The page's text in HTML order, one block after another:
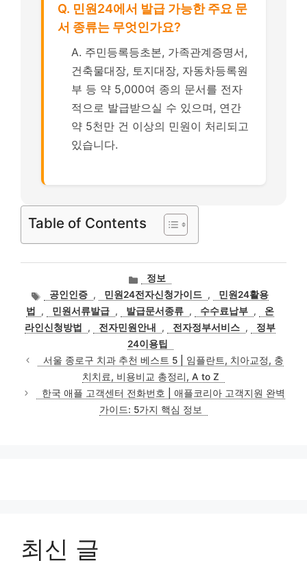
Q. 민원24에서 발급 가능한 주요 문
서 종류는 무엇인가요?
A. 주민등록등초본, 가족관계증명서,
건축물대장, 토지대장, 자동차등록원
부 등 약 5,000여 종의 문서를 전자
적으로 발급받으실 수 있으며, 연간
약 5천만 건 이상의 민원이 처리되고
있습니다.
Table of Contents
카
테
고
리
정보
태
그
공인인증 , 민원24전자신청가이드 ,
민원24활용
법
, 민원서류발급 , 발급문서종류 , 수수료납부 ,
온
라인신청방법
, 전자민원안내 , 전자정부서비스 ,
정부
24이용팁
서울 종로구 치과 추천 베스트 5 | 임플란트, 치아교정, 충
치치료, 비용비교 총정리, A to Z
한국 애플 고객센터 전화번호 | 애플코리아 고객지원 완벽
가이드: 5가지 핵심 정보
최신 글